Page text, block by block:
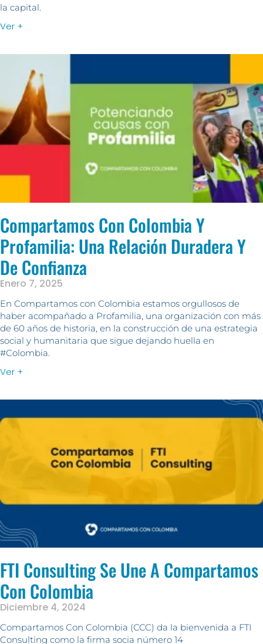
la capital.
Ver +
Compartamos Con Colombia Y
Profamilia: Una Relación Duradera Y
De Confianza
Enero 7, 2025
En Compartamos con Colombia estamos orgullosos de
haber acompañado a Profamilia, una organización con más
de 60 años de historia, en la construcción de una estrategia
social y humanitaria que sigue dejando huella en
#Colombia.
Ver +
FTI Consulting Se Une A Compartamos
Con Colombia
Diciembre 4, 2024
Compartamos Con Colombia (CCC) da la bienvenida a FTI
Consulting como la firma socia número 14